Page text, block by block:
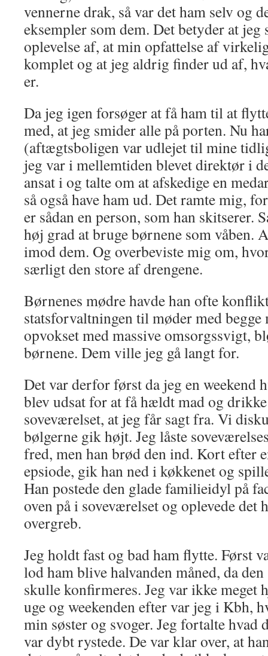
vennerne drak, så var det ham selv og
eksempler som dem. Det betyder at jeg
oplevelse af, at min opfattelse af
komplet og at jeg aldrig finder ud af,
er.
Da jeg igen forsøger at få ham til at
med, at jeg smider alle på porten. Nu
(aftægtsboligen var udlejet til mine
jeg var i mellemtiden blevet direktør i
ansat i og talte om at afskedige en
så også have ham ud. Det ramte mig,
er sådan en person, som han skitserer.
høj grad at bruge børnene som våben.
imod dem. Og overbeviste mig om,
særligt den store af drengene.
Børnenes mødre havde han ofte
statsforvaltningen til møder med begge
opvokset med massive omsorgssvigt,
børnene. Dem ville jeg gå langt for.
Det var derfor først da jeg en weekend
blev udsat for at få hældt mad og
soveværelset, at jeg får sagt fra. Vi
bølgerne gik højt. Jeg låste
fred, men han brød den ind. Kort efter
epsiode, gik han ned i køkkenet og
Han postede den glade familieidyl på
oven på i soveværelset og oplevede det
overgreb.
Jeg holdt fast og bad ham flytte. Først
lod ham blive halvanden måned, da
skulle konfirmeres. Jeg var ikke meget
uge og weekenden efter var jeg i Kbh,
min søster og svoger. Jeg fortalte hvad
var dybt rystede. De var klar over, at